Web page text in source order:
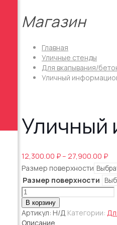
Магазин
Главная
Уличные стенды
Для вкапывания/
Уличный
Уличный
12,300.00 ₽– 27,900.00 ₽
–
Размер поверхности
Размер поверхности
Количество
товара
Уличный
информационный
В корзину
Артикул: Н/Д Категории:
Описание